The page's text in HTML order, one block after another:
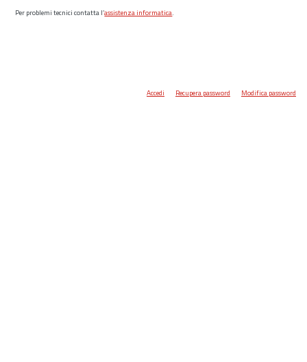
Per problemi tecnici contatta l’assistenza informatica.
Accedi Recupera password Modifica password